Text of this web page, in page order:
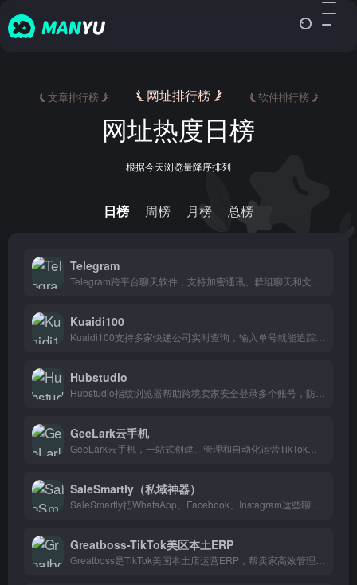
网址排行榜 软件排行榜
文章排行榜
网址热度日榜
根据今天浏览量降序排列
日榜 周榜 月榜 总榜
Telegram
Kuaidi100
Hubstudio
GeeLark云手机
SaleSmartly（私域神器）
Greatboss-TikTok美区本土ERP